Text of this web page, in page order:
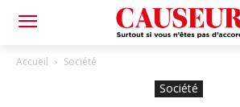
Accueil Société
Société